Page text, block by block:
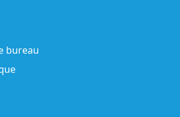
bureau